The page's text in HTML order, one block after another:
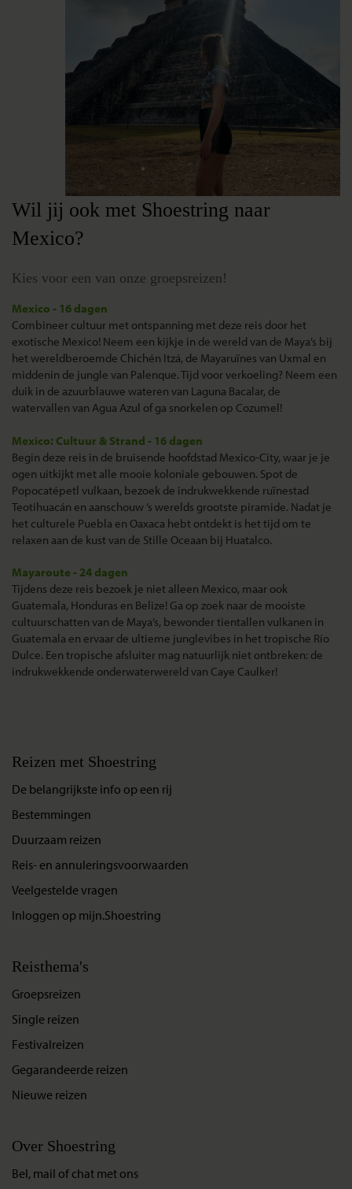
Wil jij ook met Shoestring naar
Mexico?
Kies voor een van onze groepsreizen!
Mexico - 16 dagen
Combineer cultuur met ontspanning met deze reis door het
exotische Mexico! Neem een kijkje in de wereld van de Maya’s bij
het wereldberoemde Chichén Itzá, de Mayaruïnes van Uxmal en
middenin de jungle van Palenque. Tijd voor verkoeling? Neem een
duik in de azuurblauwe wateren van Laguna Bacalar, de
watervallen van Agua Azul of ga snorkelen op Cozumel!
Mexico: Cultuur & Strand - 16 dagen
Begin deze reis in de bruisende hoofdstad Mexico-City, waar je je
ogen uitkijkt met alle mooie koloniale gebouwen. Spot de
Popocatépetl vulkaan, bezoek de indrukwekkende ruïnestad
Teotihuacán en aanschouw ’s werelds grootste piramide. Nadat je
het culturele Puebla en Oaxaca hebt ontdekt is het tijd om te
relaxen aan de kust van de Stille Oceaan bij Huatalco.
Mayaroute - 24 dagen
Tijdens deze reis bezoek je niet alleen Mexico, maar ook
Guatemala, Honduras en Belize! Ga op zoek naar de mooiste
cultuurschatten van de Maya’s, bewonder tientallen vulkanen in
Guatemala en ervaar de ultieme junglevibes in het tropische Río
Dulce. Een tropische afsluiter mag natuurlijk niet ontbreken: de
indrukwekkende onderwaterwereld van Caye Caulker!
Reizen met Shoestring
De belangrijkste info op een rij
Bestemmingen
Duurzaam reizen
Reis- en annuleringsvoorwaarden
Veelgestelde vragen
Inloggen op mijn.Shoestring
Reisthema's
Groepsreizen
Single reizen
Festivalreizen
Gegarandeerde reizen
Nieuwe reizen
Over Shoestring
Bel, mail of chat met ons